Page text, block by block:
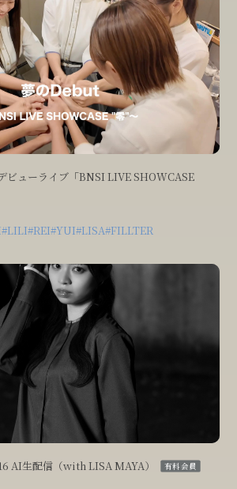
ビューライブ「BNSI LIVE SHOWCASE
#LILI#REI#YUI#LISA#FILLTER
AI生配信（with LISA MAYA） 有料会員